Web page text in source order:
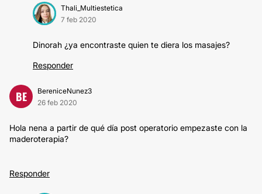
Thali_Multiestetica
7 feb 2020
Dinorah ¿ya encontraste quien te diera los masajes?
Responder
BE
BereniceNunez3
26 feb 2020
Hola nena a partir de qué día post operatorio empezaste con la
maderoterapia?
Responder